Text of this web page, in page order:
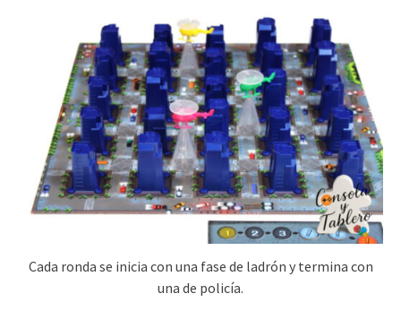
Cada ronda se inicia con una fase de ladrón y termina con
una de policía.